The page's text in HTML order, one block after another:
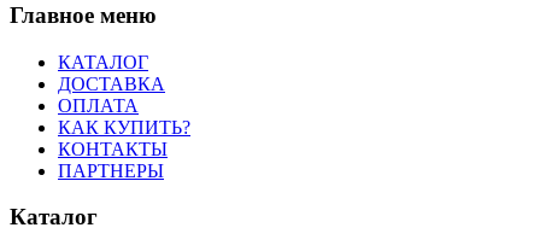
Главное меню
КАТАЛОГ
ДОСТАВКА
ОПЛАТА
КАК КУПИТЬ?
КОНТАКТЫ
ПАРТНЕРЫ
Каталог